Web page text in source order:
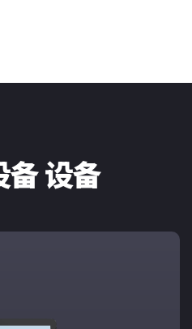
备 设备